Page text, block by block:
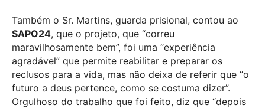
Também o Sr. Martins, guarda prisional, contou ao
SAPO24, que o projeto, que “correu
maravilhosamente bem”, foi uma “experiência
agradável” que permite reabilitar e preparar os
reclusos para a vida, mas não deixa de referir que “o
futuro a deus pertence, como se costuma dizer”.
Orgulhoso do trabalho que foi feito, diz que “depois